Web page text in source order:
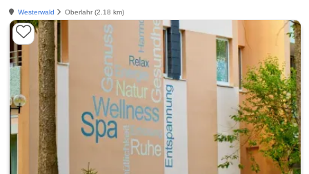
Westerwald Oberlahr (2.18 km)